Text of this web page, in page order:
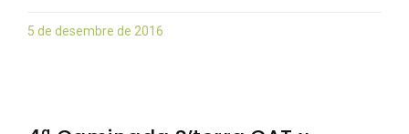
5 de desembre de 2016